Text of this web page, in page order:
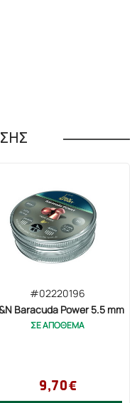
#02220196
Baracuda Power 5.5 mm
ΣΕ ΑΠΟΘΕΜΑ
9,70€